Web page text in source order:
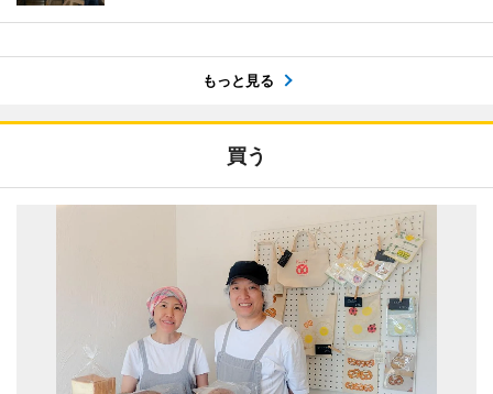
もっと見る
買う